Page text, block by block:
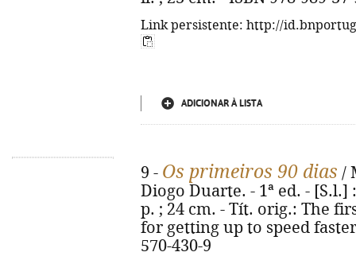
Link persistente: http://
ADICIONAR À LISTA
9 - Os primeiros 90 dias /
Diogo Duarte. - 1ª ed. -
p. ; 24 cm. - Tít. orig.: The
for getting up to speed
570-430-9